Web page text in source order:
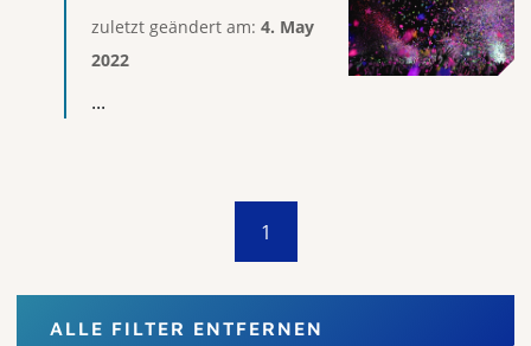
zuletzt geändert am: 4. May
2022
...
1
ALLE FILTER ENTFERNEN